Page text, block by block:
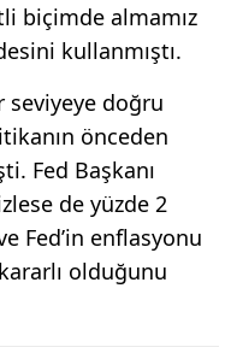
biçimde almamız
kullanmıştı.
seviyeye doğru
önceden
Fed Başkanı
de yüzde 2
Fed’in enflasyonu
olduğunu